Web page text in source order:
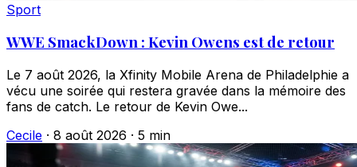
Sport
WWE SmackDown : Kevin Owens est de retour
Le 7 août 2026, la Xfinity Mobile Arena de Philadelphie a
vécu une soirée qui restera gravée dans la mémoire des
fans de catch. Le retour de Kevin Owe...
Cecile · 8 août 2026 · 5 min